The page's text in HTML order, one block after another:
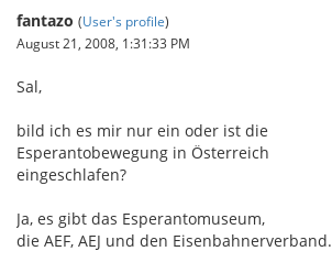
fantazo (User's profile)
August 21, 2008, 1:31:33 PM
Sal,
bild ich es mir nur ein oder ist die
Esperantobewegung in Österreich
eingeschlafen?
Ja, es gibt das Esperantomuseum,
die AEF, AEJ und den Eisenbahnerverband.